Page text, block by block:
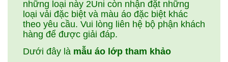
những loại này 2Uni còn nhận đặt những
loại vải đặc biệt và màu áo đặc biệt khác
theo yêu cầu. Vui lòng liên hệ bộ phận khách
hàng để được giải đáp.
Dưới đây là mẫu áo lớp tham khảo